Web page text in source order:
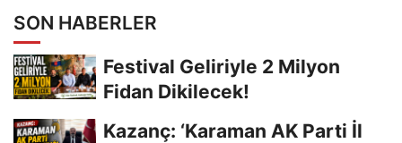
SON HABERLER
Festival Geliriyle 2 Milyon
Fidan Dikilecek!
Kazanç: ‘Karaman AK Parti İl